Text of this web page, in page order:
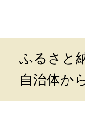
ふるさと
自治体か